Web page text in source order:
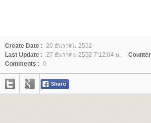
Create Date : 20 ธันวาคม 2552
Last Update : 27 ธันวาคม 2552 7:12:04 น.
Comments : 0